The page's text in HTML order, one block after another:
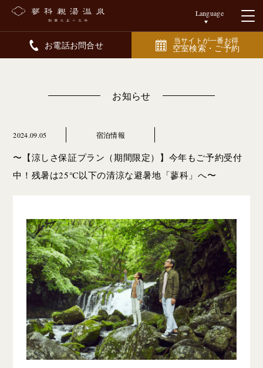
Language
お電話お問合せ 当サイトが一番お得
空室検索・ご予約
お知らせ
2024.09.05 宿泊情報
〜【涼しさ保証プラン（期間限定）】今年もご予約受付
中！残暑は25℃以下の清涼な避暑地「蓼科」へ〜